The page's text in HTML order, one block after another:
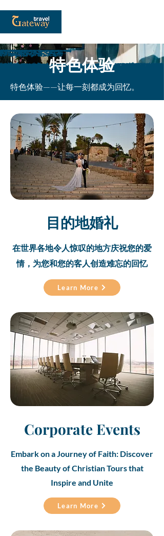
特色体验
特色体验——让每一刻都成为回忆。
目的地婚礼
在世界各地令人惊叹的地方庆祝您的爱
情，为您和您的客人创造难忘的回忆
Learn More
Corporate Events
Embark on a Journey of Faith: Discover
the Beauty of Christian Tours that
Inspire and Unite
Learn More